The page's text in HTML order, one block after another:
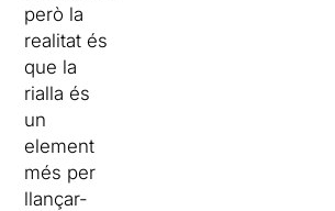
però la
realitat és
que la
rialla és
un
element
més per
llançar-